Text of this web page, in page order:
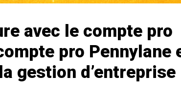
avec le compte pro
pro Pennylane
gestion d’entreprise